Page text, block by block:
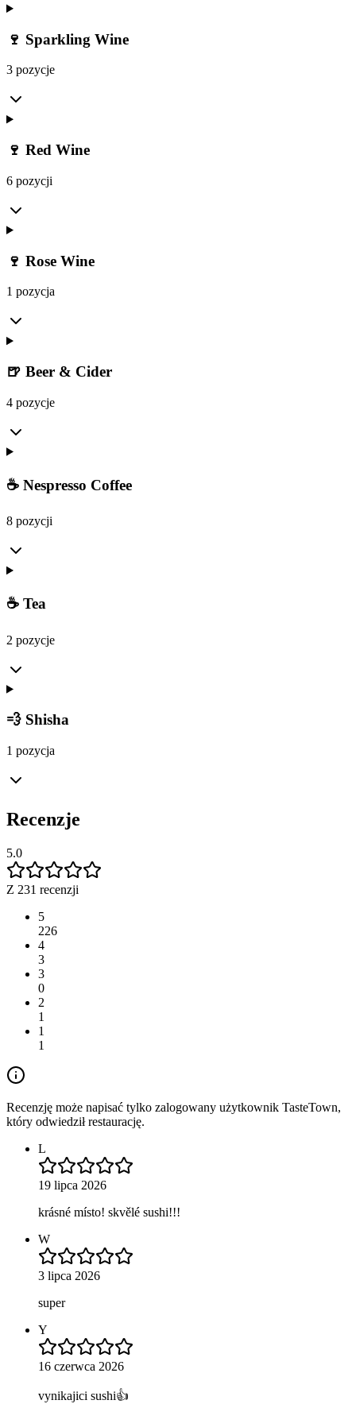
🍷 Sparkling Wine
3 pozycje
🍷 Red Wine
6 pozycji
🍷 Rose Wine
1 pozycja
🍺 Beer & Cider
4 pozycje
☕ Nespresso Coffee
8 pozycji
☕ Tea
2 pozycje
💨 Shisha
1 pozycja
Recenzje
5.0
Z 231 recenzji
5
226
4
3
3
0
2
1
1
1
Recenzję może napisać tylko zalogowany użytkownik TasteTown,
który odwiedził restaurację.
L
19 lipca 2026
krásné místo! skvělé sushi!!!
W
3 lipca 2026
super
Y
16 czerwca 2026
vynikajici sushi👍